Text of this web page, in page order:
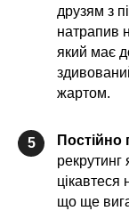
друзям з
натрапив
який має
жартом.
5
рекрутинг
що ще